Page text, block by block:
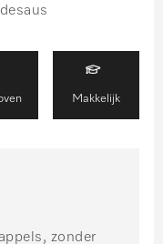
Makkelijk
zonder